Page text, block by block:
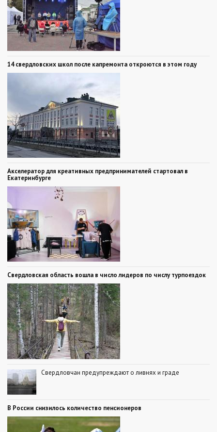
14 свердловских школ после капремонта откроются в этом году
Акселератор для креативных предпринимателей стартовал в
Екатеринбурге
Свердловская область вошла в число лидеров по числу турпоездок
Свердловчан предупреждают о ливнях и граде
В России снизилось количество пенсионеров